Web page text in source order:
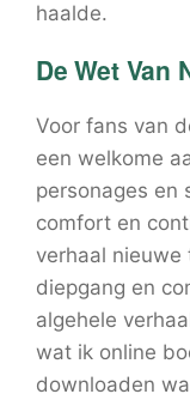
haalde.
De Wet Van
Voor fans van
een welkome
personages en
comfort en
verhaal nieuwe
diepgang en
algehele
wat ik online
downloaden